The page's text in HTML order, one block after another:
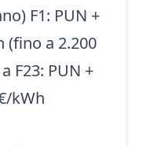
F1: PUN +
(fino a 2.200
F23: PUN +
kWh